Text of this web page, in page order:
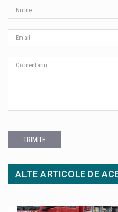
TRIMITE
ALTE ARTICOLE DE